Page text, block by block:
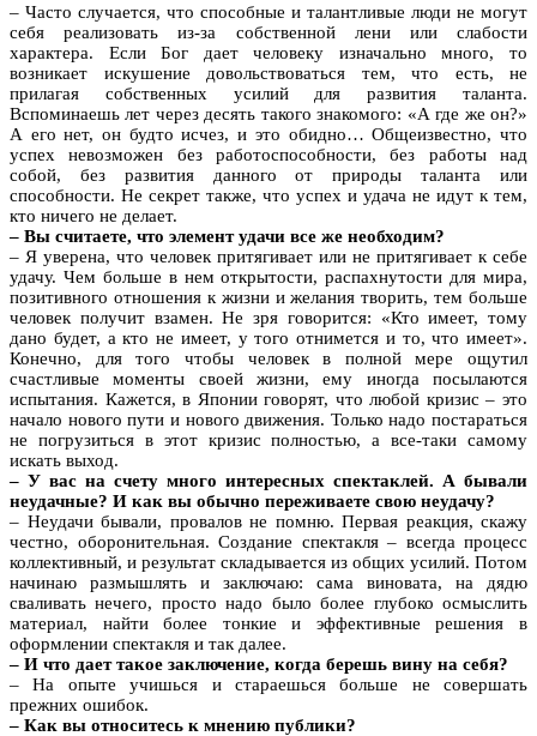
– Часто случается, что способные и талантливые люди не могут
себя реализовать из-за собственной лени или слабости
характера. Если Бог дает человеку изначально много, то
возникает искушение довольствоваться тем, что есть, не
прилагая собственных усилий для развития таланта.
Вспоминаешь лет через десять такого знакомого: «А где же он?»
А его нет, он будто исчез, и это обидно… Общеизвестно, что
успех невозможен без работоспособности, без работы над
собой, без развития данного от природы таланта или
способности. Не секрет также, что успех и удача не идут к тем,
кто ничего не делает.
– Вы считаете, что элемент удачи все же необходим?
– Я уверена, что человек притягивает или не притягивает к себе
удачу. Чем больше в нем открытости, распахнутости для мира,
позитивного отношения к жизни и желания творить, тем больше
человек получит взамен. Не зря говорится: «Кто имеет, тому
дано будет, а кто не имеет, у того отнимется и то, что имеет».
Конечно, для того чтобы человек в полной мере ощутил
счастливые моменты своей жизни, ему иногда посылаются
испытания. Кажется, в Японии говорят, что любой кризис – это
начало нового пути и нового движения. Только надо постараться
не погрузиться в этот кризис полностью, а все-таки самому
искать выход.
– У вас на счету много интересных спектаклей. А бывали
неудачные? И как вы обычно переживаете свою неудачу?
– Неудачи бывали, провалов не помню. Первая реакция, скажу
честно, оборонительная. Создание спектакля – всегда процесс
коллективный, и результат складывается из общих усилий. Потом
начинаю размышлять и заключаю: сама виновата, на дядю
сваливать нечего, просто надо было более глубоко осмыслить
материал, найти более тонкие и эффективные решения в
оформлении спектакля и так далее.
– И что дает такое заключение, когда берешь вину на себя?
– На опыте учишься и стараешься больше не совершать
прежних ошибок.
– Как вы относитесь к мнению публики?